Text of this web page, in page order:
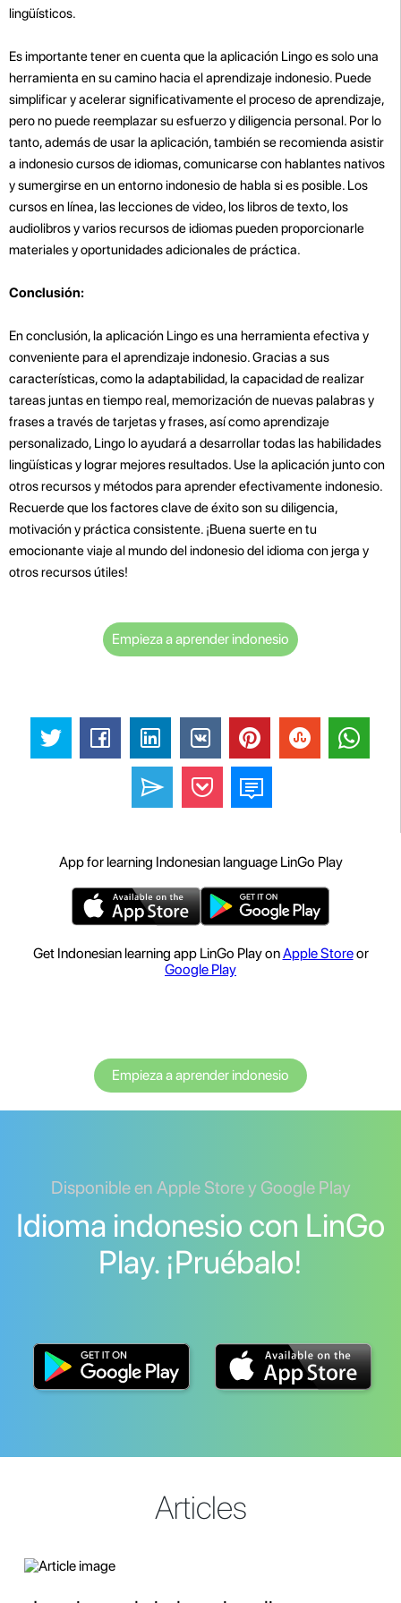
lingüísticos.
Es importante tener en cuenta que la aplicación Lingo es solo una
herramienta en su camino hacia el aprendizaje indonesio. Puede
simplificar y acelerar significativamente el proceso de aprendizaje,
pero no puede reemplazar su esfuerzo y diligencia personal. Por lo
tanto, además de usar la aplicación, también se recomienda asistir
a indonesio cursos de idiomas, comunicarse con hablantes nativos
y sumergirse en un entorno indonesio de habla si es posible. Los
cursos en línea, las lecciones de video, los libros de texto, los
audiolibros y varios recursos de idiomas pueden proporcionarle
materiales y oportunidades adicionales de práctica.
Conclusión:
En conclusión, la aplicación Lingo es una herramienta efectiva y
conveniente para el aprendizaje indonesio. Gracias a sus
características, como la adaptabilidad, la capacidad de realizar
tareas juntas en tiempo real, memorización de nuevas palabras y
frases a través de tarjetas y frases, así como aprendizaje
personalizado, Lingo lo ayudará a desarrollar todas las habilidades
lingüísticas y lograr mejores resultados. Use la aplicación junto con
otros recursos y métodos para aprender efectivamente indonesio.
Recuerde que los factores clave de éxito son su diligencia,
motivación y práctica consistente. ¡Buena suerte en tu
emocionante viaje al mundo del indonesio del idioma con jerga y
otros recursos útiles!
Empieza a aprender indonesio
App for learning Indonesian language LinGo Play
Get Indonesian learning app LinGo Play onApple Storeor
Google Play
Empieza a aprender indonesio
Disponible en Apple Store y Google Play
Idioma indonesio con LinGo
Play. ¡Pruébalo!
Articles